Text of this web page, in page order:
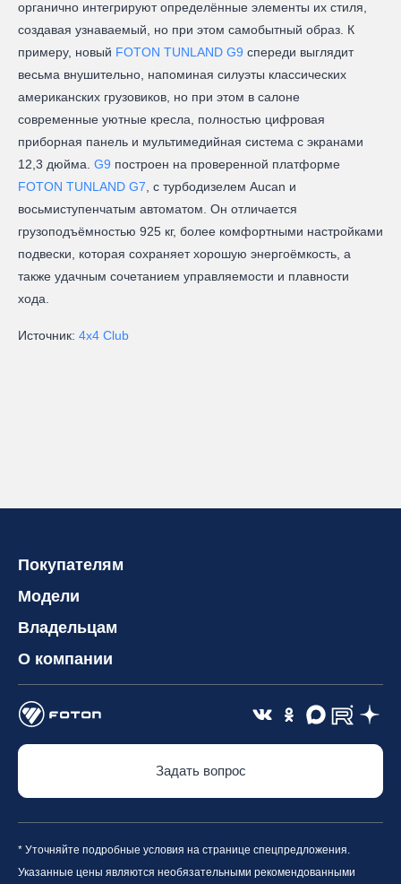
органично интегрируют определённые элементы их стиля,
создавая узнаваемый, но при этом самобытный образ. К
примеру, новый FOTON TUNLAND G9 спереди выглядит
весьма внушительно, напоминая силуэты классических
американских грузовиков, но при этом в салоне
современные уютные кресла, полностью цифровая
приборная панель и мультимедийная система с экранами
12,3 дюйма. G9 построен на проверенной платформе
FOTON TUNLAND G7 , с турбодизелем Aucan и
восьмиступенчатым автоматом. Он отличается
грузоподъёмностью 925 кг, более комфортными настройками
подвески, которая сохраняет хорошую энергоёмкость, а
также удачным сочетанием управляемости и плавности
хода.
Источник: 4х4 Club
Покупателям
Модели
Владельцам
О компании
Задать вопрос
* Уточняйте подробные условия на странице спецпредложения.
Указанные цены являются необязательными рекомендованными